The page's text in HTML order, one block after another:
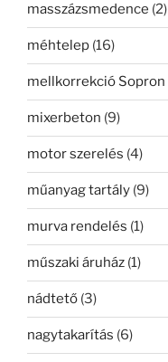
masszázsmedence (2)
méhtelep (16)
mellkorrekció Sopron
mixerbeton (9)
motor szerelés (4)
műanyag tartály (9)
murva rendelés (1)
műszaki áruház (1)
nádtető (3)
nagytakarítás (6)